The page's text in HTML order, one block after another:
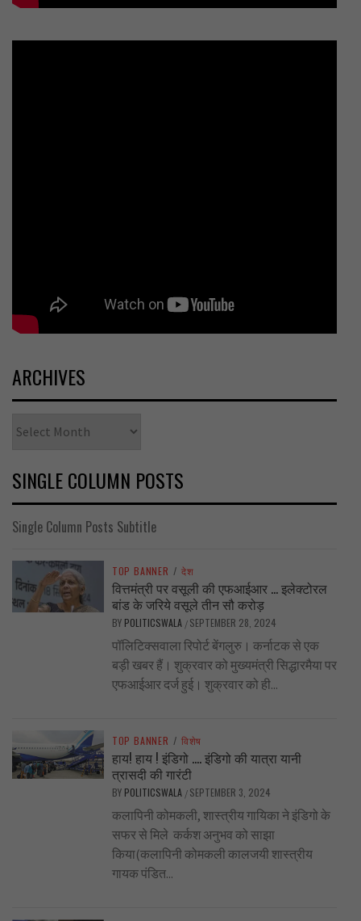
ARCHIVES
SINGLE COLUMN POSTS
Single Column Posts Subtitle
TOP BANNER / देश
वित्तमंत्री पर वसूली की एफआईआर … इलेक्टोरल
बांड के जरिये वसूले तीन सौ करोड़
BY POLITICSWALA / SEPTEMBER 28, 2024
पॉलिटिक्सवाला रिपोर्ट बेंगलुरु। कर्नाटक से एक
बड़ी खबर हैं। शुक्रवार को मुख्यमंत्री सिद्धारमैया पर
एफआईआर दर्ज हुई। शुक्रवार को ही...
TOP BANNER / विशेष
हाय! हाय ! इंडिगो …. इंडिगो की यात्रा यानी
त्रासदी की गारंटी
BY POLITICSWALA / SEPTEMBER 3, 2024
कलापिनी कोमकली, शास्त्रीय गायिका ने इंडिगो के
सफर से मिले कर्कश अनुभव को साझा
किया(कलापिनी कोमकली कालजयी शास्त्रीय
गायक पंडित...